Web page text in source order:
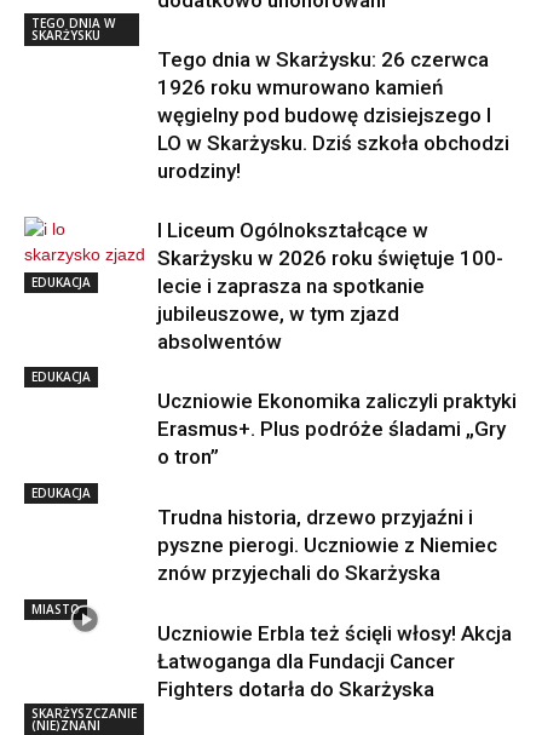
TEGO DNIA W
SKARŻYSKU
Tego dnia w Skarżysku: 26 czerwca
1926 roku wmurowano kamień
węgielny pod budowę dzisiejszego I
LO w Skarżysku. Dziś szkoła obchodzi
urodziny!
EDUKACJA
I Liceum Ogólnokształcące w
Skarżysku w 2026 roku świętuje 100-
lecie i zaprasza na spotkanie
jubileuszowe, w tym zjazd
absolwentów
EDUKACJA
Uczniowie Ekonomika zaliczyli praktyki
Erasmus+. Plus podróże śladami „Gry
o tron”
EDUKACJA
Trudna historia, drzewo przyjaźni i
pyszne pierogi. Uczniowie z Niemiec
znów przyjechali do Skarżyska
MIASTO
Uczniowie Erbla też ścięli włosy! Akcja
Łatwoganga dla Fundacji Cancer
Fighters dotarła do Skarżyska
SKARŻYSZCZANIE
(NIE)ZNANI